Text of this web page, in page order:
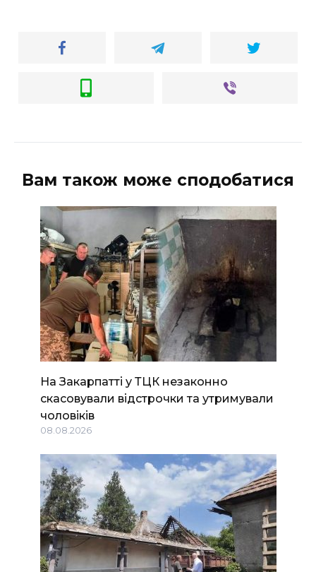
Вам також може сподобатися
На Закарпатті у ТЦК незаконно
скасовували відстрочки та утримували
чоловіків
08.08.2026